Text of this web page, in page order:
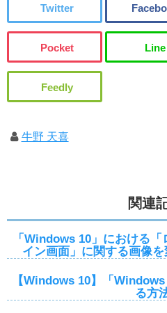
牛野 天喜
関連
「Windows 10」における
イン画面」に関する画像
【Windows 10】「
る方